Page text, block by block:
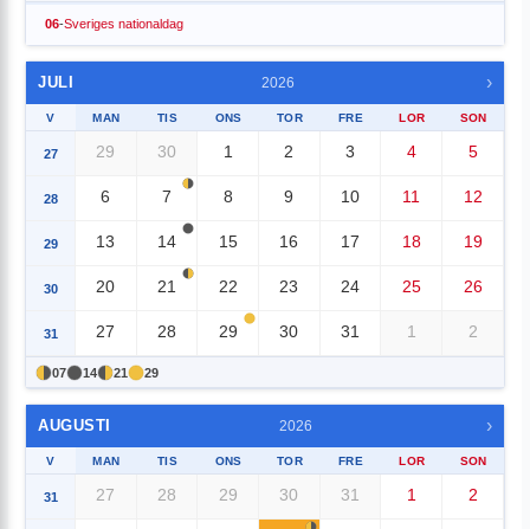
06-Sveriges nationaldag
JULI 2026 ›
V MAN TIS ONS TOR FRE LOR SON
27 29 30 1 2 3 4 5
28 6 7 8 9 10 11 12
29 13 14 15 16 17 18 19
30 20 21 22 23 24 25 26
31 27 28 29 30 31 1 2
07 14 21 29
AUGUSTI 2026 ›
V MAN TIS ONS TOR FRE LOR SON
31 27 28 29 30 31 1 2